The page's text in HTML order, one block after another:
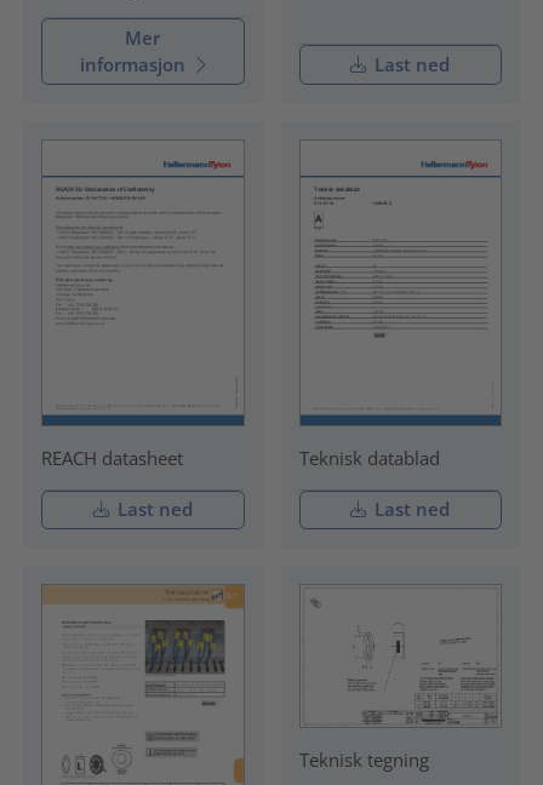
Mer
informasjon
Last ned
REACH datasheet
Last ned
Teknisk datablad
Last ned
Teknisk tegning